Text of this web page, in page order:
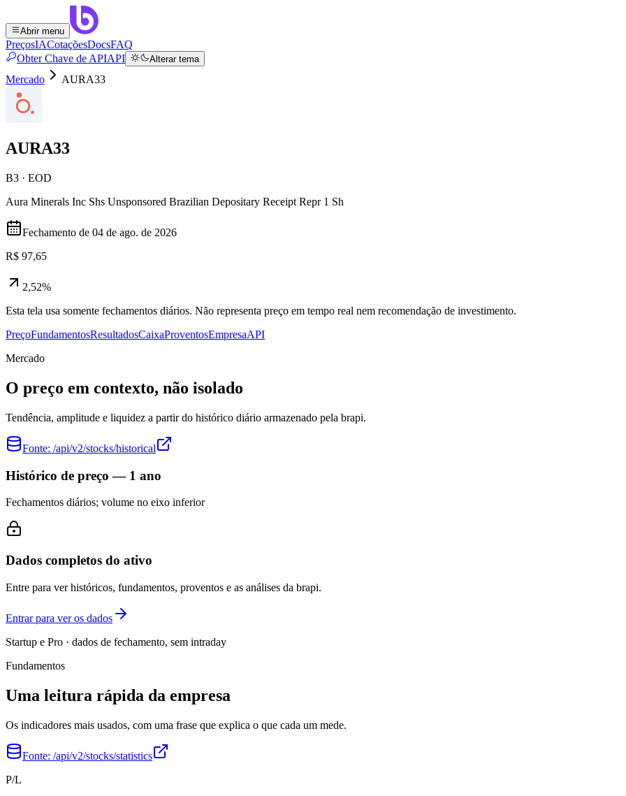
Abrir menu
PreçosIACotaçõesDocsFAQ
Obter Chave de APIAPI Alterar tema
Mercado AURA33
AURA33
B3 · EOD
Aura Minerals Inc Shs Unsponsored Brazilian Depositary Receipt Repr 1 Sh
Fechamento de 04 de ago. de 2026
R$ 97,65
2,52%
Esta tela usa somente fechamentos diários. Não representa preço em tempo real nem recomendação de investimento.
PreçoFundamentosResultadosCaixaProventosEmpresaAPI
Mercado
O preço em contexto, não isolado
Tendência, amplitude e liquidez a partir do histórico diário armazenado pela brapi.
Fonte: /api/v2/stocks/historical
Histórico de preço — 1 ano
Fechamentos diários; volume no eixo inferior
Dados completos do ativo
Entre para ver históricos, fundamentos, proventos e as análises da brapi.
Entrar para ver os dados
Startup e Pro · dados de fechamento, sem intraday
Fundamentos
Uma leitura rápida da empresa
Os indicadores mais usados, com uma frase que explica o que cada um mede.
Fonte: /api/v2/stocks/statistics
P/L